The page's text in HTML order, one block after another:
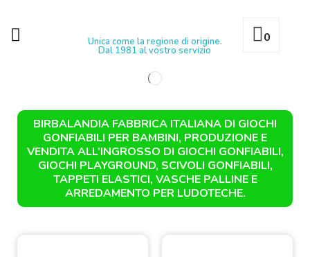
Unica come la regione di origine.
Dal 1981 al vostro servizio
0
BIRBALANDIA FABBRICA ITALIANA DI GIOCHI
GONFIABILI PER BAMBINI, PRODUZIONE E
VENDITA ALL’INGROSSO DI GIOCHI GONFIABILI,
GIOCHI PLAYGROUND, SCIVOLI GONFIABILI,
TAPPETI ELASTICI, VASCHE PALLINE E
ARREDAMENTO PER LUDOTECHE.